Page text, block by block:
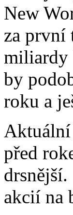
New
za první
miliardy
by
roku a
před
akcií na